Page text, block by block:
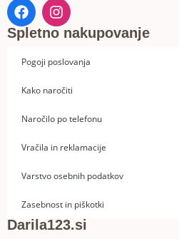
Spletno nakupovanje
Pogoji poslovanja
Kako naročiti
Naročilo po telefonu
Vračila in reklamacije
Varstvo osebnih podatkov
Zasebnost in piškotki
Darila123.si